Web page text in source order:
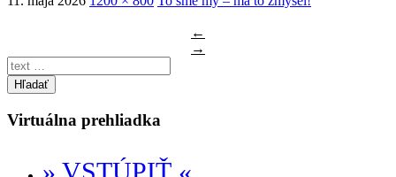
←
→
Hľadať
Virtuálna prehliadka
» VSTÚPIŤ «